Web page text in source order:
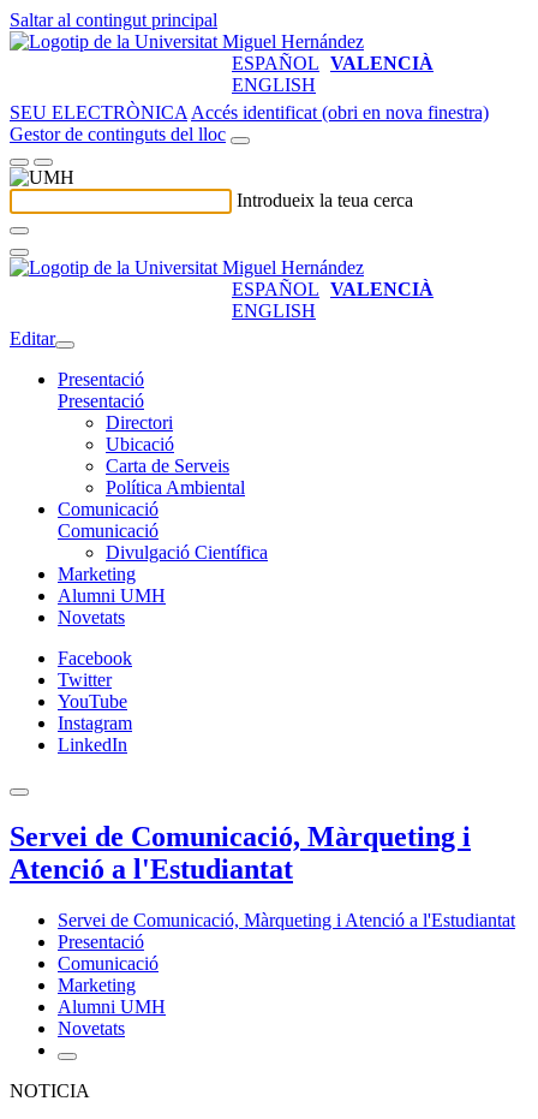
Saltar al contingut principal
ESPAÑOL VALENCIÀ
ENGLISH
SEU ELECTRÒNICA Accés identificat (obri en nova finestra)
Gestor de continguts del lloc
Introdueix la teua cerca
ESPAÑOL VALENCIÀ
ENGLISH
Editar
Presentació
Presentació
Directori
Ubicació
Carta de Serveis
Política Ambiental
Comunicació
Comunicació
Divulgació Científica
Marketing
Alumni UMH
Novetats
Facebook
Twitter
YouTube
Instagram
LinkedIn
Servei de Comunicació, Màrqueting i
Atenció a l'Estudiantat
Servei de Comunicació, Màrqueting i Atenció a l'Estudiantat
Presentació
Comunicació
Marketing
Alumni UMH
Novetats
NOTICIA